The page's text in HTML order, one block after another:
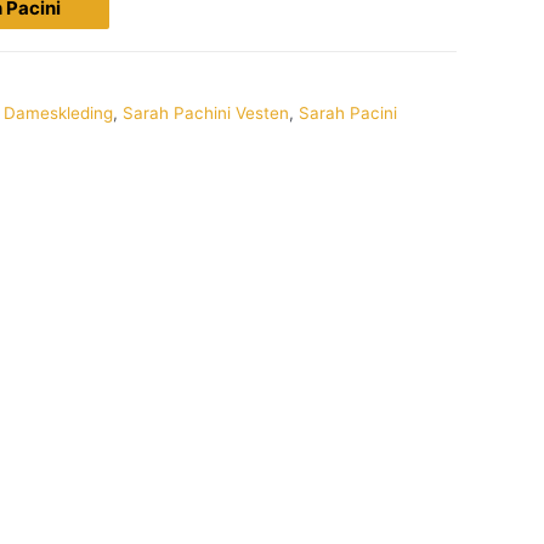
Pacini
Dameskleding, Sarah Pachini Vesten, Sarah Pacini